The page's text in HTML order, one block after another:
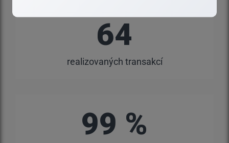
64
realizovaných transakcí
99 %